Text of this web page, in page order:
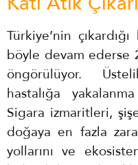
Türkiye’nin
böyle devam ederse
öngörülüyor.
hastalığa
Sigara izmaritleri,
doğaya en fazla
yollarını ve